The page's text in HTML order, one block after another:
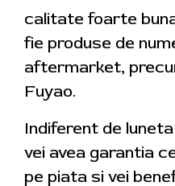
calitate foarte
fie produse de
aftermarket,
Fuyao.
Indiferent de
vei avea garantia
pe piata si vei